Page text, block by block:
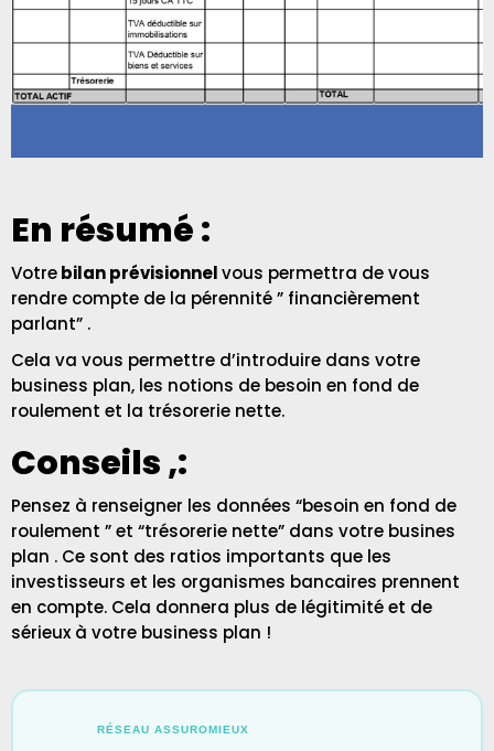
En résumé :
Votrebilan prévisionnelvous permettra de vous
rendre compte de la pérennité ” financièrement
parlant” .
Cela va vous permettre d’introduire dans votre
business plan, les notions de besoin en fond de
roulement et la trésorerie nette.
Conseils ,:
Pensez à renseigner les données “besoin en fond de
roulement ” et “trésorerie nette” dans votre busines
plan . Ce sont des ratios importants que les
investisseurs et les organismes bancaires prennent
en compte. Cela donnera plus de légitimité et de
sérieux à votre business plan !
RÉSEAU ASSUROMIEUX